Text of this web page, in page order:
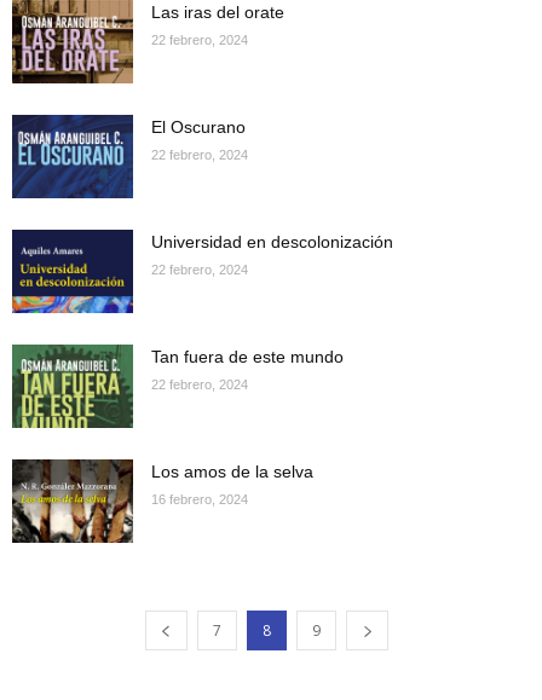
Las iras del orate
22 febrero, 2024
El Oscurano
22 febrero, 2024
Universidad en descolonización
22 febrero, 2024
Tan fuera de este mundo
22 febrero, 2024
Los amos de la selva
16 febrero, 2024
7 8 9